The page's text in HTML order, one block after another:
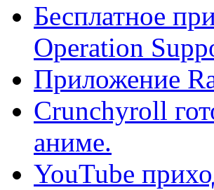
Бесплатное
Operation
Приложение
Crunchyroll
аниме.
YouTube